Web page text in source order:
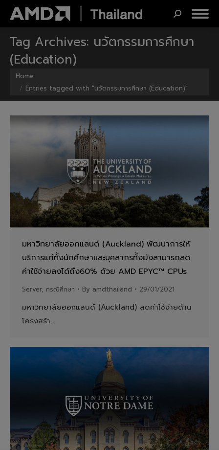
Search:
Tag Archives: นวัตกรรมการศึกษา
(Education)
You are here:
Home
Entries tagged with "นวัตกรรมการศึกษา (Education)"
มหาวิทยาลัยออกแลนด์ (Auckland) พัฒนาการให้
บริการแก่ทั้งนักศึกษาและบุคลากรทั้งยังสามารถลด
ค่าใช้จ่ายลงได้ถึง60% ด้วย AMD EPYC™ CPUs
Server, กรณีศึกษา By amdthailand 29/01/2021
มหาวิทยาลัยออกแลนด์ (Auckland) ลดค่าใช้จ่ายด้าน
โครงสร้า…